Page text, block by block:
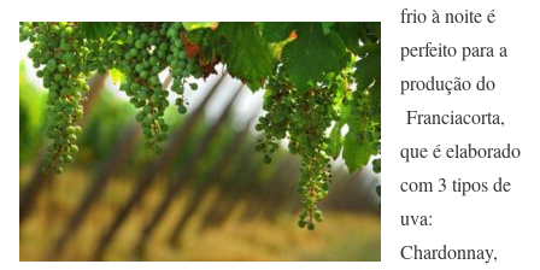
frio à noite é
perfeito para a
produção do
Franciacorta,
que é elaborado
com 3 tipos de
uva:
Chardonnay,